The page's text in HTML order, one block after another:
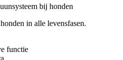
bij honden
in alle levensfasen.
functie